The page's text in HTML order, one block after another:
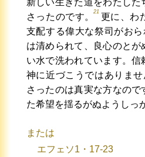
新しい生きた道をわたした
さったのです。
21
更に、わ
支配する偉大な祭司がお
は清められて、良心のと
い水で洗われています。信
神に近づこうではありま
さったのは真実な方なので
た希望を揺るがぬようしっ
または
エフェソ1・17-23